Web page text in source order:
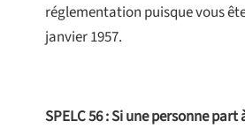
réglementation puisque vous
janvier 1957.
SPELC 56 : Si une personne part